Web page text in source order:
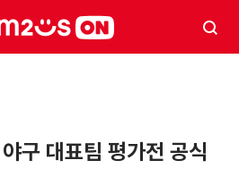
구 대표팀 평가전 공식